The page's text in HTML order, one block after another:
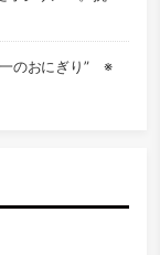
一のおにぎり” ※